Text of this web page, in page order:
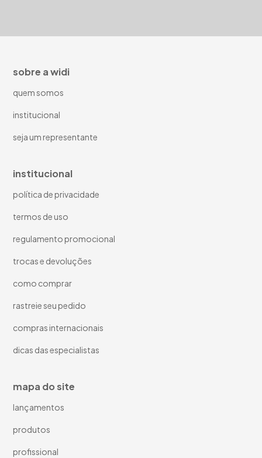
sobre a widi
quem somos
institucional
seja um representante
institucional
política de privacidade
termos de uso
regulamento promocional
trocas e devoluções
como comprar
rastreie seu pedido
compras internacionais
dicas das especialistas
mapa do site
lançamentos
produtos
profissional